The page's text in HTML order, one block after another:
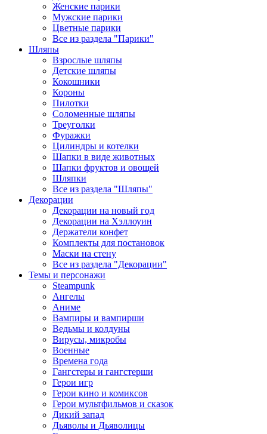
Женские парики
Мужские парики
Цветные парики
Все из раздела "Парики"
Шляпы
Взрослые шляпы
Детские шляпы
Кокошники
Короны
Пилотки
Соломенные шляпы
Треуголки
Фуражки
Цилиндры и котелки
Шапки в виде животных
Шапки фруктов и овощей
Шляпки
Все из раздела "Шляпы"
Декорации
Декорации на новый год
Декорации на Хэллоуин
Держатели конфет
Комплекты для постановок
Маски на стену
Все из раздела "Декорации"
Темы и персонажи
Steampunk
Ангелы
Аниме
Вампиры и вампирши
Ведьмы и колдуны
Вирусы, микробы
Военные
Времена года
Гангстеры и гангстерши
Герои игр
Герои кино и комиксов
Герои мультфильмов и сказок
Дикий запад
Дьяволы и Дьяволицы